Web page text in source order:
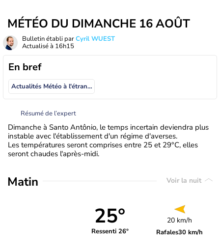
MÉTÉO DU DIMANCHE 16 AOÛT
Bulletin établi parCyril WUEST
Actualisé à 16h15
En bref
Actualités Météo à l'étranger
Résumé de l’expert
Dimanche à Santo Antônio, le temps incertain deviendra plus
instable avec l'établissement d'un régime d'averses.
Les températures seront comprises entre 25 et 29°C, elles
seront chaudes l'après-midi.
Matin Voir la nuit
25°
Ressenti 26°
20 km/h
Rafales30 km/h